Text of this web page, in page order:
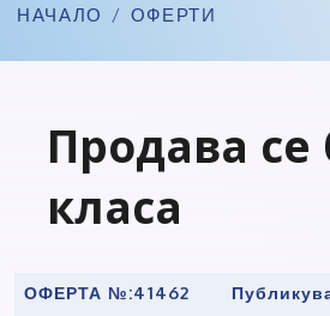
НАЧАЛО / ОФЕРТИ
Продава се
класа
ОФЕРТА №:41462